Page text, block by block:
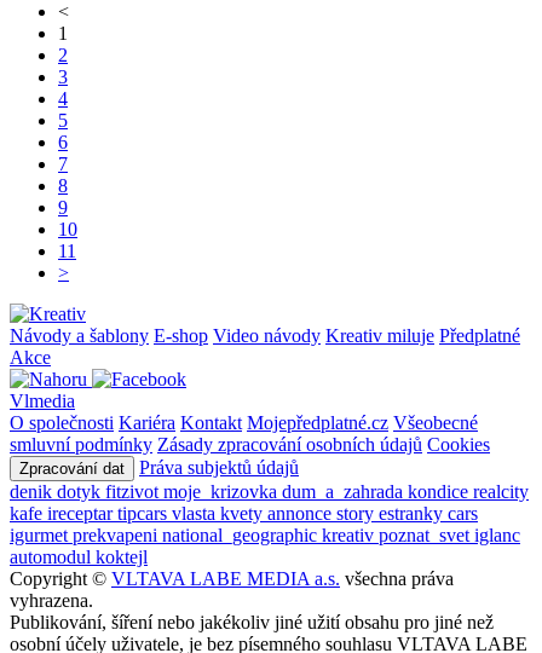
<
1
2
3
4
5
6
7
8
9
10
11
>
Návody a šablony E-shop Video návody Kreativ miluje Předplatné
Akce
Vlmedia
O společnosti Kariéra Kontakt Mojepředplatné.cz Všeobecné
smluvní podmínky Zásady zpracování osobních údajů Cookies
Zpracování dat
Práva subjektů údajů
denik dotyk fitzivot moje_krizovka dum_a_zahrada kondice realcity
kafe ireceptartipcars vlasta kvety annonce story estranky cars
igurmet prekvapeni national_geographic kreativ poznat_svet iglanc
automodul koktejl
Copyright © VLTAVA LABE MEDIA a.s. všechna práva
vyhrazena.
Publikování, šíření nebo jakékoliv jiné užití obsahu pro jiné než
osobní účely uživatele, je bez písemného souhlasu VLTAVA LABE